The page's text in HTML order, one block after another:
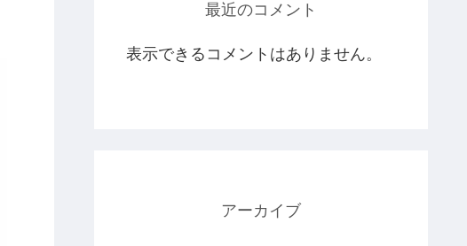
最近のコメント
表示できるコメントはありません。
アーカイブ